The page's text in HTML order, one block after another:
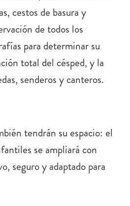
cestos de basura y
de todos los
para determinar su
total del césped, y la
senderos y canteros.
tendrán su espacio: el
se ampliará con
seguro y adaptado para